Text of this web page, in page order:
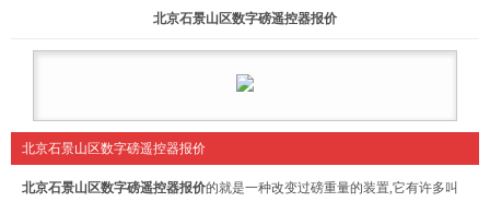
北京石景山区数字磅遥控器报价
北京石景山区数字磅遥控器报价
北京石景山区数字磅遥控器报价的就是一种改变过磅重量的装置,它有许多叫